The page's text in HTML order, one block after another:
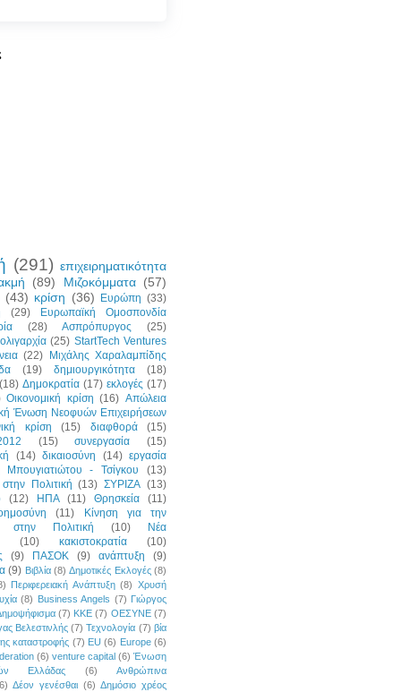
(291) επιχειρηματικότητα
(89) Μιζοκόμματα (57)
(43) κρίση (36) Ευρώπη (33)
(29)
Ευρωπαϊκή Ομοσπονδία
(28) Ασπρόπυργος
(25)
(25) StartTech Ventures
(22) Μιχάλης Χαραλαμπίδης
(19) δημιουργικότητα
(18)
(18) Δημοκρατία (17) εκλογές (17)
Οικονομική κρίση (16) Απώλεια
Ένωση Νεοφυών Επιχειρήσεων
κρίση (15) διαφθορά
(15)
(15) συνεργασία
(15)
(14) δικαιοσύνη (14) εργασία
Μπουγιατιώτου - Τσίγκου
(13)
Πολιτική (13) ΣΥΡΙΖΑ (13)
(12) ΗΠΑ (11) Θρησκεία
(11)
(11)
Κίνηση για την
στην Πολιτική
(10)
Νέα
(10) κακιστοκρατία
(10)
(9) ΠΑΣΟΚ (9) ανάπτυξη
(9)
(9) Βιβλία (8) Δημοτικές Εκλογές (8)
Περιφερειακή Ανάπτυξη (8) Χρυσή
(8) Business Angels (7) Γιώργος
(7) ΚΚΕ (7) ΟΕΣΥΝΕ (7)
Βελεστινλής (7) Τεχνολογία (7) βία
καταστροφής (7) EU (6) Europe (6)
(6) venture capital (6) Ένωση
Ελλάδας
(6)
Ανθρώπινα
Δέον γενέσθαι (6) Δημόσιο χρέος